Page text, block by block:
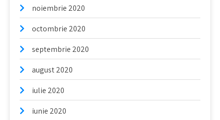
noiembrie 2020
octombrie 2020
septembrie 2020
august 2020
iulie 2020
iunie 2020